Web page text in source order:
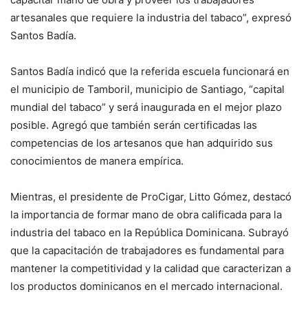
artesanales que requiere la industria del tabaco”, expresó
Santos Badía.
Santos Badía indicó que la referida escuela funcionará en
el municipio de Tamboril, municipio de Santiago, “capital
mundial del tabaco” y será inaugurada en el mejor plazo
posible. Agregó que también serán certificadas las
competencias de los artesanos que han adquirido sus
conocimientos de manera empírica.
Mientras, el presidente de ProCigar, Litto Gómez, destacó
la importancia de formar mano de obra calificada para la
industria del tabaco en la República Dominicana. Subrayó
que la capacitación de trabajadores es fundamental para
mantener la competitividad y la calidad que caracterizan a
los productos dominicanos en el mercado internacional.